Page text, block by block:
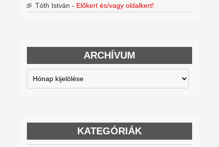
Tóth István - Előkert és/vagy oldalkert!
ARCHÍVUM
Archívum
KATEGÓRIÁK